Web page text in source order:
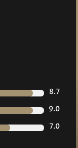
8.7
9.0
7.0